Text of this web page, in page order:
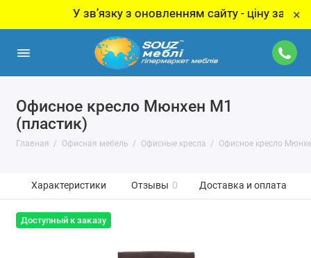
У звʼязку з оновленням сайту - ціну за товар×
Офисное кресло Мюнхен M1
(пластик)
Главная Офисная мебель Офисные кресла Офисное кресло
Характеристики Отзывы 0 Доставка и оплата
Доступный к заказу